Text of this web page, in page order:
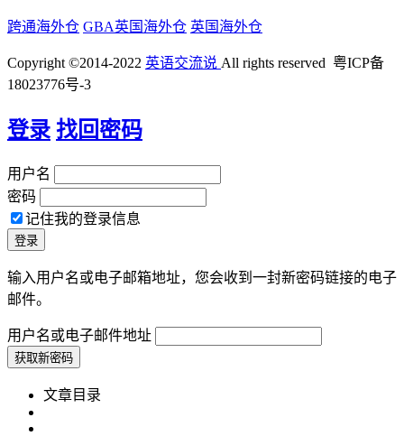
跨通海外仓 GBA英国海外仓 英国海外仓
Copyright ©2014-2022 英语交流说 All rights reserved 粤ICP备
18023776号-3
登录 找回密码
用户名
密码
记住我的登录信息
输入用户名或电子邮箱地址，您会收到一封新密码链接的电子
邮件。
用户名或电子邮件地址
文章目录